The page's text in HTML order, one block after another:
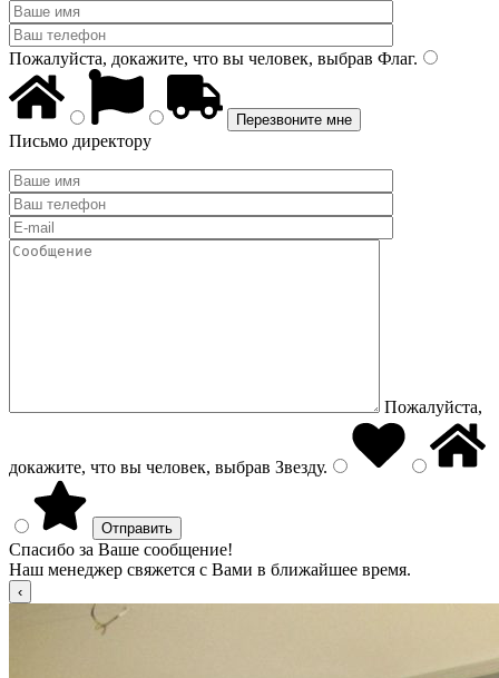
Пожалуйста, докажите, что вы человек, выбрав Флаг.
Письмо директору
Пожалуйста,
докажите, что вы человек, выбрав Звезду.
Спасибо за Ваше сообщение!
Наш менеджер свяжется с Вами в ближайшее время.